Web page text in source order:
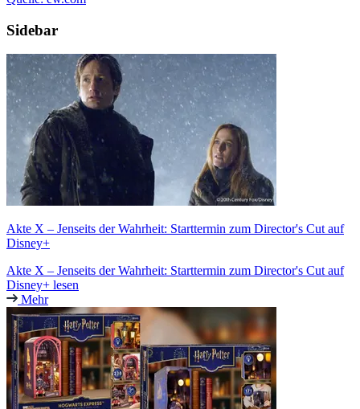
Sidebar
Akte X – Jenseits der Wahrheit: Starttermin zum Director's Cut auf
Disney+
Akte X – Jenseits der Wahrheit: Starttermin zum Director's Cut auf
Disney+ lesen
Mehr